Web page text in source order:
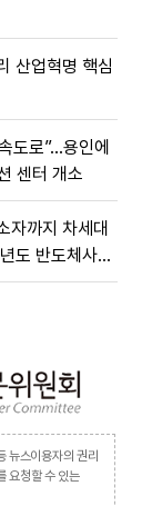
산업혁명 핵심
도로”…용인에
센터 개소
자까지 차세대
도 반도체사업
뉴스이용자의 권리
요청할 수 있는